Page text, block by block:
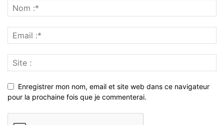
Enregistrer mon nom, email et site web dans ce navigateur
pour la prochaine fois que je commenterai.